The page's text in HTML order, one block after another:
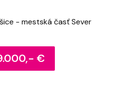
- mestská časť Sever
€